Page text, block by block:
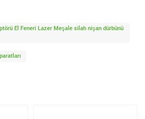
El Feneri Lazer Meşale silah nişan dürbünü